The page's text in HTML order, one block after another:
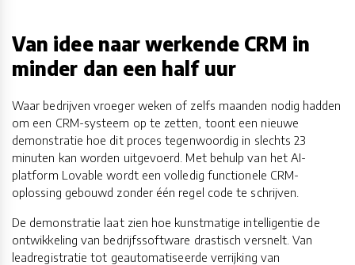
Van idee naar werkende CRM in
minder dan een half uur
Waar bedrijven vroeger weken of zelfs maanden nodig hadden
om een CRM-systeem op te zetten, toont een nieuwe
demonstratie hoe dit proces tegenwoordig in slechts 23
minuten kan worden uitgevoerd. Met behulp van het AI-
platform Lovable wordt een volledig functionele CRM-
oplossing gebouwd zonder één regel code te schrijven.
De demonstratie laat zien hoe kunstmatige intelligentie de
ontwikkeling van bedrijfssoftware drastisch versnelt. Van
leadregistratie tot geautomatiseerde verrijking van